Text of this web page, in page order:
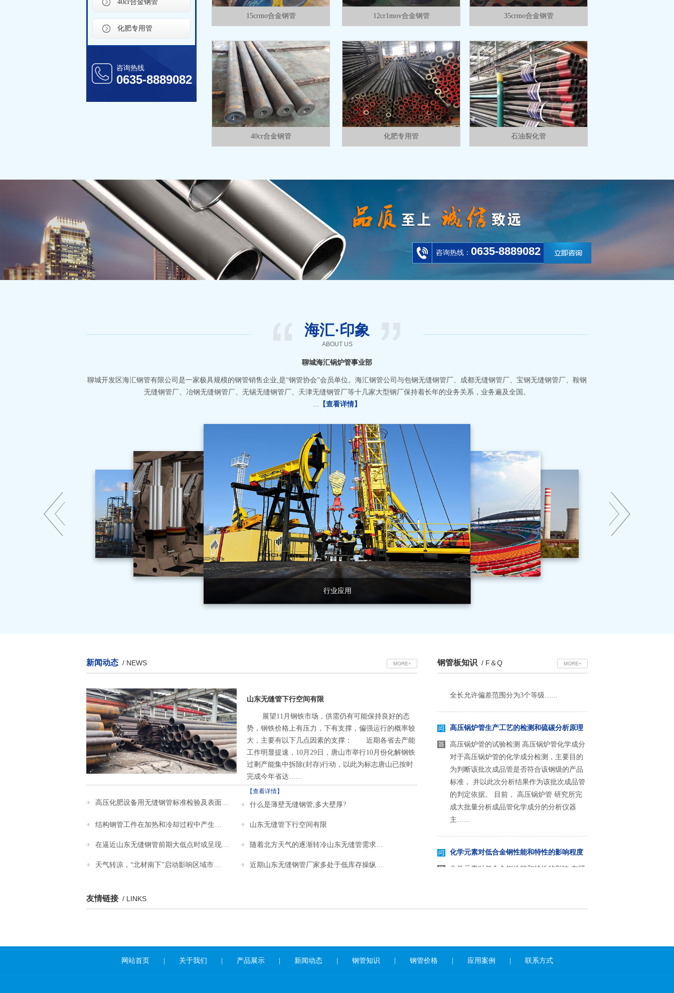
40cr合金钢管
化肥专用管
咨询热线
0635-8889082
15crmo合金钢管 12cr1mov合金钢管 35crmo合金钢管
40cr合金钢管 化肥专用管 石油裂化管
咨询热线： 0635-8889082
海汇·印象
ABOUT US
聊城海汇锅炉管事业部
聊城开发区海汇钢管有限公司是一家极具规模的钢管销售企业,是“钢管协会”会员单位。海汇钢管公司与包钢无缝钢管厂、成都无缝钢管厂、宝钢无缝钢管厂、鞍钢
无缝钢管厂、冶钢无缝钢管厂、无锡无缝钢管厂、天津无缝钢管厂等十几家大型钢厂保持着长年的业务关系，业务遍及全国。
... 【查看详情】
行业应用
行业应用
行业应用
行业应用
行业应用
新闻动态 / NEWS
山东无缝管下行空间有限
展望11月钢铁市场，供需仍有可能保持良好的态
势，钢铁价格上有压力，下有支撑，偏强运行的概率较
大，主要有以下几点因素的支撑： 近期各省去产能
工作明显提速，10月29日，唐山市举行10月份化解钢铁
过剩产能集中拆除(封存)行动，以此为标志唐山已按时
完成今年省达…...
【查看详情】
高压化肥设备用无缝钢管标准检验及表面… 什么是薄壁无缝钢管,多大壁厚?
​结构钢管工件在加热和冷却过程中产生… 山东无缝管下行空间有限
在逼近山东无缝钢管前期大低点时或呈现… 随着北方天气的逐渐转冷山东无缝管需求…
天气转凉，“北材南下”启动影响区域市… 近期山东无缝钢管厂家多处于低库存操纵…
钢管板知识 / F＆Q
20G高压锅炉管长度及弯曲度的规定
定长度要求 通常长度：钢管一般以通常
定尺长度：定尺长度应在通常长度范围内，
全长允许偏差范围分为3个等级…...
为判断该批次成品管是否符合该钢级的产品
标准， 并以此次分析结果作为该批次成品管
的判定依据。 目前， 高压锅炉管 研究所完
成大批量分析成品管化学成分的分析仪器
主…...
其除了具有要求的最小强度之外还具有其他
1.0、1.2、1.5、1.8、2.0mm等
友情链接 / LINKS
网站首页 关于我们 产品展示 新闻动态 钢管知识 钢管价格 应用案例 联系方式